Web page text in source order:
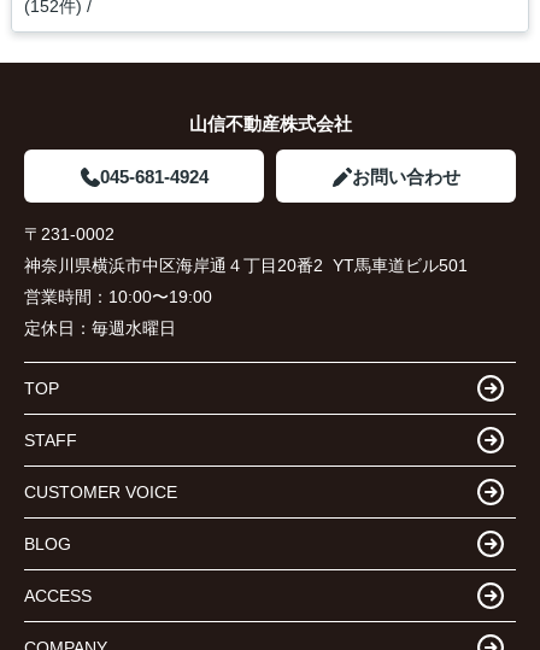
(152件)
山信不動産株式会社
045-681-4924 お問い合わせ
〒231-0002
神奈川県横浜市中区海岸通４丁目20番2 YT馬車道ビル501
営業時間： 10:00〜19:00
定休日： 毎週水曜日
TOP
STAFF
CUSTOMER VOICE
BLOG
ACCESS